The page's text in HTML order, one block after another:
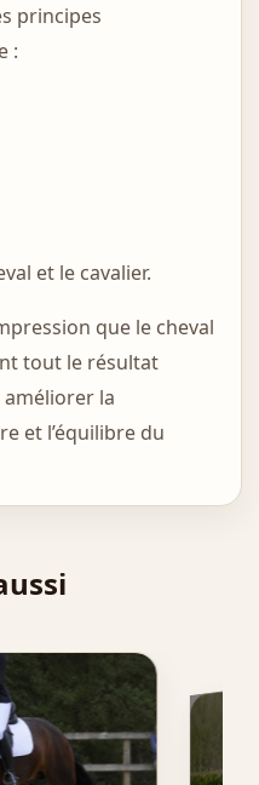
principes
:
et le cavalier.
que le cheval
tout le résultat
améliorer la
et l’équilibre du